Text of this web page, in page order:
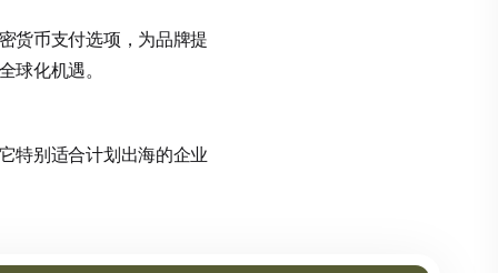
货币支付选项，为品牌提
化机遇。
特别适合计划出海的企业